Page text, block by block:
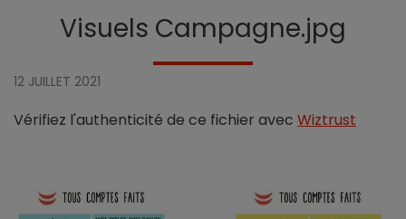
Visuels Campagne.jpg
12 JUILLET 2021
Vérifiez l'authenticité de ce fichier avec Wiztrust